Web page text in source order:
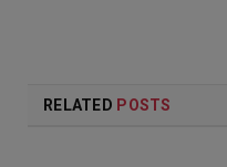
RELATED POSTS